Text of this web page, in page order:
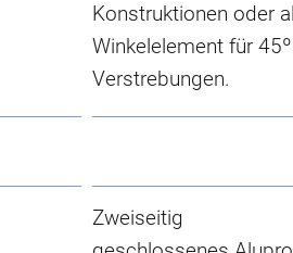
Konstruktionen oder
Winkelelement für 45º
Verstrebungen.
Zweiseitig